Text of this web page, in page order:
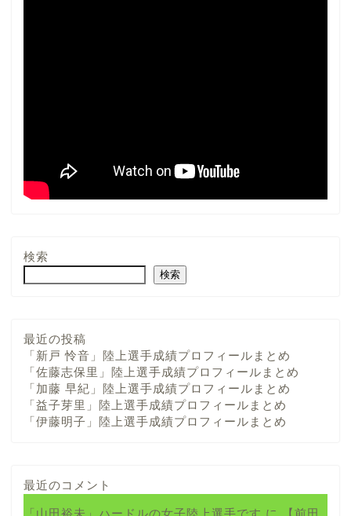
検索
検索
最近の投稿
「新戸 怜音」陸上選手成績プロフィールまとめ
「佐藤志保里」陸上選手成績プロフィールまとめ
「加藤 早紀」陸上選手成績プロフィールまとめ
「益子芽里」陸上選手成績プロフィールまとめ
「伊藤明子」陸上選手成績プロフィールまとめ
最近のコメント
「山田裕未」ハードルの女子陸上選手です に 【前田